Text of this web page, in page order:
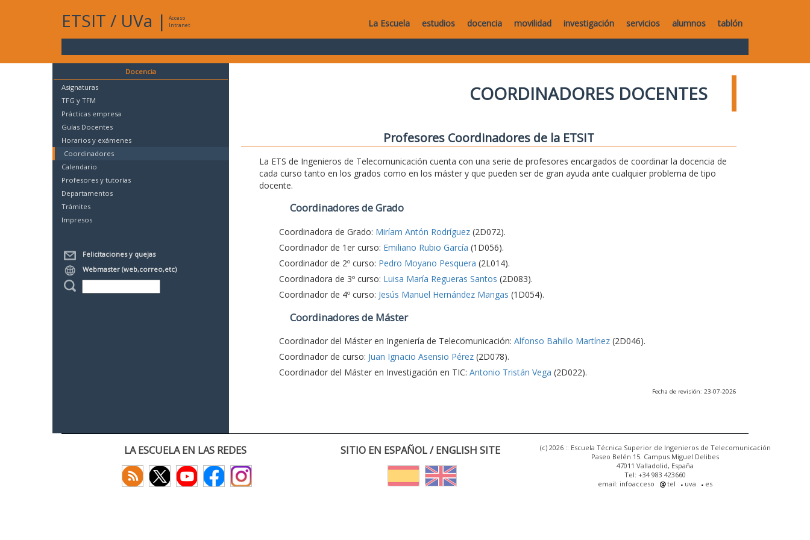
ETSIT / UVa |
Acceso
Intranet
La Escuela estudios docencia movilidad investigación servicios alumnos tablón
Docencia
Asignaturas
TFG y TFM
Prácticas empresa
Guías Docentes
Horarios y exámenes
Coordinadores
Calendario
Profesores y tutorías
Departamentos
Trámites
Impresos
Felicitaciones y quejas
Webmaster (web,correo,etc)
COORDINADORES DOCENTES
Profesores Coordinadores de la ETSIT
La ETS de Ingenieros de Telecomunicación cuenta con una serie de profesores encargados de coordinar la docencia de
cada curso tanto en los grados como en los máster y que pueden ser de gran ayuda ante cualquier problema de tipo
docente.
Coordinadores de Grado
Coordinadora de Grado: Miríam Antón Rodríguez(2D072).
Coordinador de 1er curso: Emiliano Rubio García (1D056).
Coordinador de 2º curso: Pedro Moyano Pesquera (2L014).
Coordinadora de 3º curso: Luisa María Regueras Santos (2D083).
Coordinador de 4º curso: Jesús Manuel Hernández Mangas (1D054).
Coordinadores de Máster
Coordinador del Máster en Ingeniería de Telecomunicación: Alfonso Bahillo Martínez(2D046).
Coordinador de curso: Juan Ignacio Asensio Pérez(2D078).
Coordinador del Máster en Investigación en TIC: Antonio Tristán Vega (2D022).
Fecha de revisión: 23-07-2026
LA ESCUELA EN LAS REDES SITIO EN ESPAÑOL / ENGLISH SITE
(c) 2026 :: Escuela Técnica Superior de Ingenieros de Telecomunicación
Paseo Belén 15. Campus Miguel Delibes
47011 Valladolid, España
Tel: +34 983 423660
email: infoacceso
tel uva es